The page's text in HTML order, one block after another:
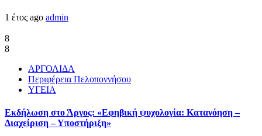
1 έτος ago admin
8
8
ΑΡΓΟΛΙΔΑ
Περιφέρεια Πελοποννήσου
ΥΓΕΙΑ
Εκδήλωση στο Άργος: «Εφηβική ψυχολογία: Κατανόηση –
Διαχείριση – Υποστήριξη»